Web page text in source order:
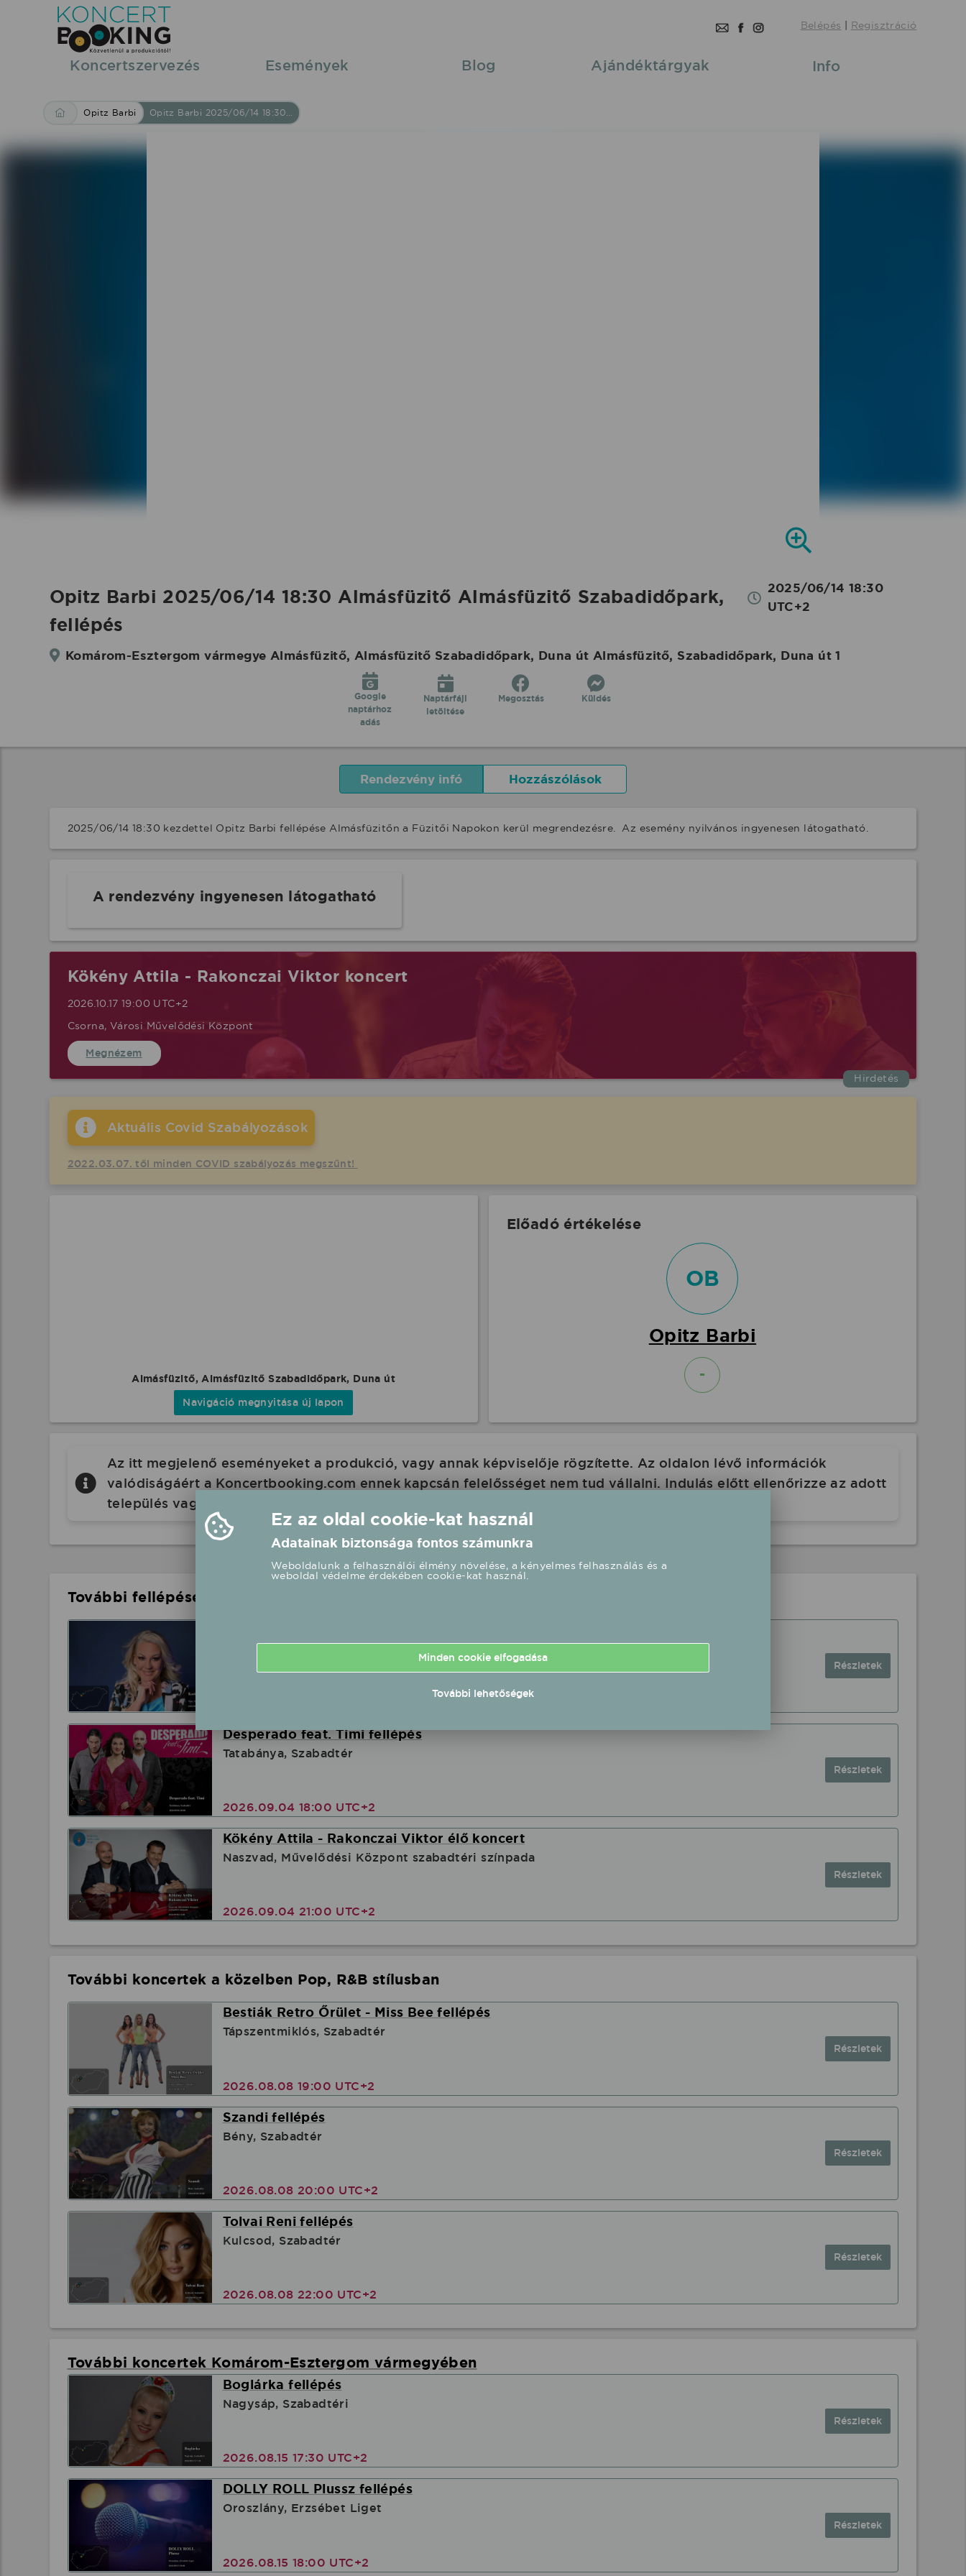
Opitz
Barbi
18:30
Almásfüzitő
Belépés | Regisztráció
Koncertszervezés Események Blog Ajándéktárgyak Info
Opitz Barbi Opitz Barbi 2025/06/14 18:30 Almásfüzitő Almásfüzitő Szabadidőpark, fellépés
Opitz Barbi 2025/06/14 18:30 Almásfüzitő Almásfüzitő Szabadidőpark,
fellépés
2025/06/14 18:30
UTC+2
Komárom-Esztergom vármegye Almásfüzitő, Almásfüzitő Szabadidőpark, Duna út Almásfüzitő, Szabadidőpark, Duna út 1
Google
naptárhoz
adás
Naptárfájl
letöltése
Megosztás Küldés
Rendezvény infó Hozzászólások
2025/06/14 18:30 kezdettel Opitz Barbi fellépése Almásfüzitőn a Füzitői Napokon kerül megrendezésre.  Az esemény nyilvános ingyenesen látogatható.
A rendezvény ingyenesen látogatható
Hirdetés
Kökény Attila - Rakonczai Viktor koncert
2026.10.17 19:00 UTC+2
Csorna, Városi Művelődési Központ
Megnézem
Aktuális Covid Szabályozások
2022.03.07. től minden COVID szabályozás megszűnt!
Almásfüzitő, Almásfüzitő Szabadidőpark, Duna út
Navigáció megnyitása új lapon
Előadó értékelése
OB
Opitz Barbi
-
Az itt megjelenő eseményeket a produkció, vagy annak képviselője rögzítette. Az oldalon lévő információk
valódiságáért a Koncertbooking.com ennek kapcsán felelősséget nem tud vállalni. Indulás előtt ellenőrizze az adott
település vagy eseményhelyszín oldalán is a rendezvény paramétereit.
További fellépések a közelben
Tata, Tatakart
Részletek
Desperado feat. Timi fellépés
Tatabánya, Szabadtér
2026.09.04 18:00 UTC+2
Részletek
Kökény Attila - Rakonczai Viktor élő koncert
Naszvad, Művelődési Központ szabadtéri színpada
2026.09.04 21:00 UTC+2
Részletek
További koncertek a közelben Pop, R&B stílusban
Bestiák Retro Őrület - Miss Bee fellépés
Tápszentmiklós, Szabadtér
2026.08.08 19:00 UTC+2
Részletek
Szandi fellépés
Bény, Szabadtér
2026.08.08 20:00 UTC+2
Részletek
Tolvai Reni fellépés
Kulcsod, Szabadtér
2026.08.08 22:00 UTC+2
Részletek
További koncertek Komárom-Esztergom vármegyében
Boglárka fellépés
Nagysáp, Szabadtéri
2026.08.15 17:30 UTC+2
Részletek
DOLLY ROLL Plussz fellépés
Oroszlány, Erzsébet Liget
2026.08.15 18:00 UTC+2
Részletek
Ez az oldal cookie-kat használ
Adatainak biztonsága fontos számunkra
Weboldalunk a felhasználói élmény növelése, a kényelmes felhasználás és a
weboldal védelme érdekében cookie-kat használ.
Minden cookie elfogadása
További lehetőségek